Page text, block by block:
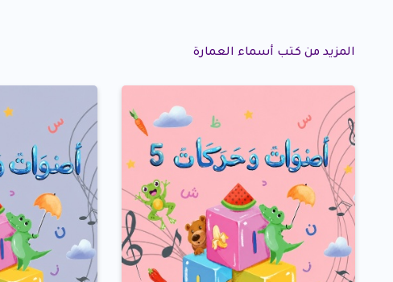
المزيد من كتب أسماء العمارة